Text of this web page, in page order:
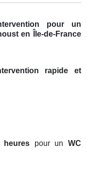
pour un
en Île-de-France
rapide et
heures pour un WC